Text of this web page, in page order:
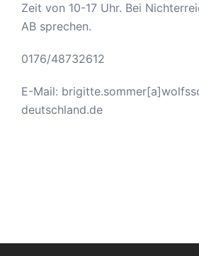
Zeit von 10-17 Uhr. Bei
AB sprechen.
0176/48732612
E-Mail:
deutschland.de